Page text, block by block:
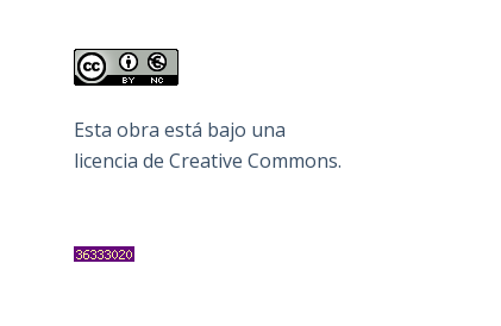
Esta obra está bajo una
licencia de Creative Commons.